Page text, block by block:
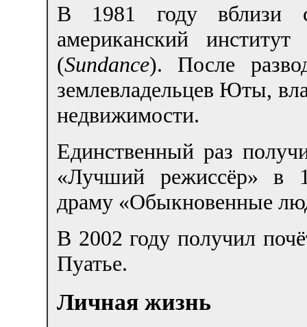
В 1981 году вблизи
американский
(Sundance). После
землевладельцев Юты,
недвижимости.
Единственный раз
«Лучший режиссёр» в
драму «Обыкновенные
В 2002 году получил
Пуатье.
Личная жизнь